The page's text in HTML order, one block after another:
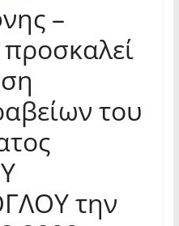
–
του
την